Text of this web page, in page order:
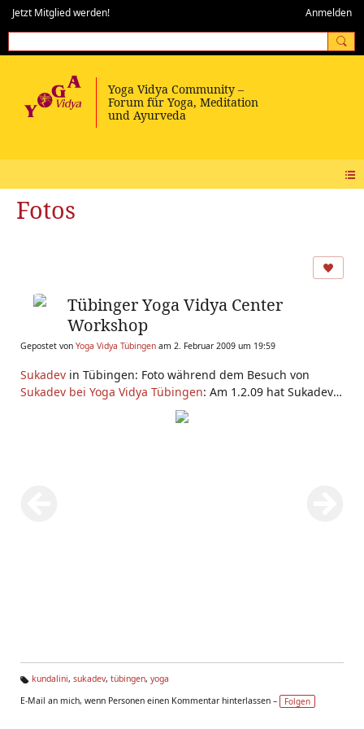
Jetzt Mitglied werden! Anmelden
Fotos
Tübinger Yoga Vidya Center
Workshop
Gepostet von Yoga Vidya Tübingen am 2. Februar 2009 um 19:59
Sukadev in Tübingen: Foto während dem Besuch von
Sukadev bei Yoga Vidya Tübingen: Am 1.2.09 hat Sukadev
in Pfäffingen bei Tübingen einen
g
kundalini, sukadev, tübingen, yoga
E-Mail an mich, wenn Personen einen Kommentar hinterlassen –
Folgen